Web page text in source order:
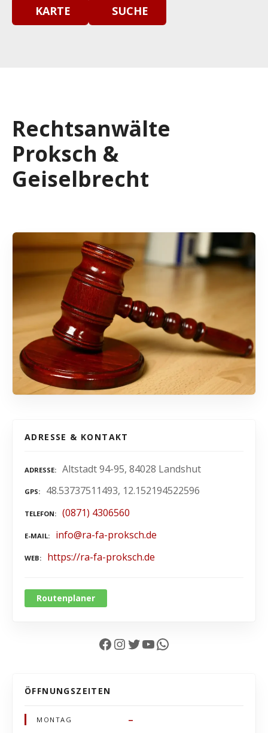
KARTE SUCHE
Rechtsanwälte
Proksch &
Geiselbrecht
ADRESSE & KONTAKT
ADRESSE Altstadt 94-95, 84028 Landshut
GPS 48.53737511493, 12.152194522596
TELEFON (0871) 4306560
E-MAIL info@ra-fa-proksch.de
WEB https://ra-fa-proksch.de
Routenplaner
Facebook InstagramTwitter YouTube WhatsApp
ÖFFNUNGSZEITEN
MONTAG –